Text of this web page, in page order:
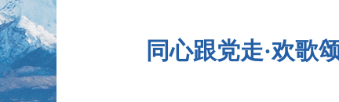
同心跟党走·欢